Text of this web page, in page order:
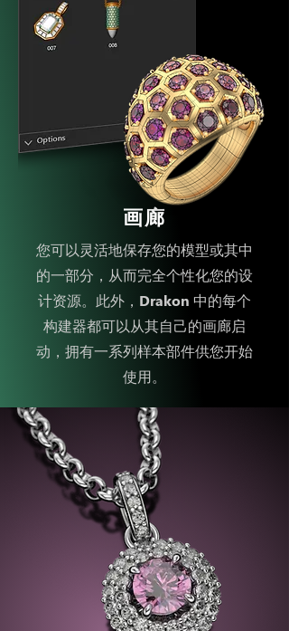
画廊
您可以灵活地保存您的模型或其中
的一部分，从而完全个性化您的设
计资源。此外，Drakon 中的每个
构建器都可以从其自己的画廊启
动，拥有一系列样本部件供您开始
使用。